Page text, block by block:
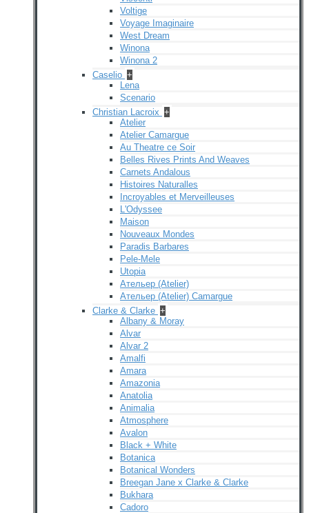
Voltige
Voyage Imaginaire
West Dream
Winona
Winona 2
Caselio +
Lena
Scenario
Christian Lacroix +
Atelier
Atelier Camargue
Au Theatre ce Soir
Belles Rives Prints And Weaves
Carnets Andalous
Histoires Naturalles
Incroyables et Merveilleuses
L'Odyssee
Maison
Nouveaux Mondes
Paradis Barbares
Pele-Mele
Utopia
Ательер (Atelier)
Ательер (Atelier) Camargue
Clarke & Clarke +
Albany & Moray
Alvar
Alvar 2
Amalfi
Amara
Amazonia
Anatolia
Animalia
Atmosphere
Avalon
Black + White
Botanica
Botanical Wonders
Breegan Jane x Clarke & Clarke
Bukhara
Cadoro